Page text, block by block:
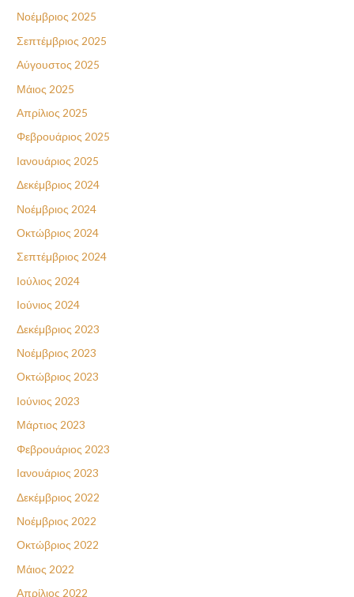
Νοέμβριος 2025
Σεπτέμβριος 2025
Αύγουστος 2025
Μάιος 2025
Απρίλιος 2025
Φεβρουάριος 2025
Ιανουάριος 2025
Δεκέμβριος 2024
Νοέμβριος 2024
Οκτώβριος 2024
Σεπτέμβριος 2024
Ιούλιος 2024
Ιούνιος 2024
Δεκέμβριος 2023
Νοέμβριος 2023
Οκτώβριος 2023
Ιούνιος 2023
Μάρτιος 2023
Φεβρουάριος 2023
Ιανουάριος 2023
Δεκέμβριος 2022
Νοέμβριος 2022
Οκτώβριος 2022
Μάιος 2022
Απρίλιος 2022